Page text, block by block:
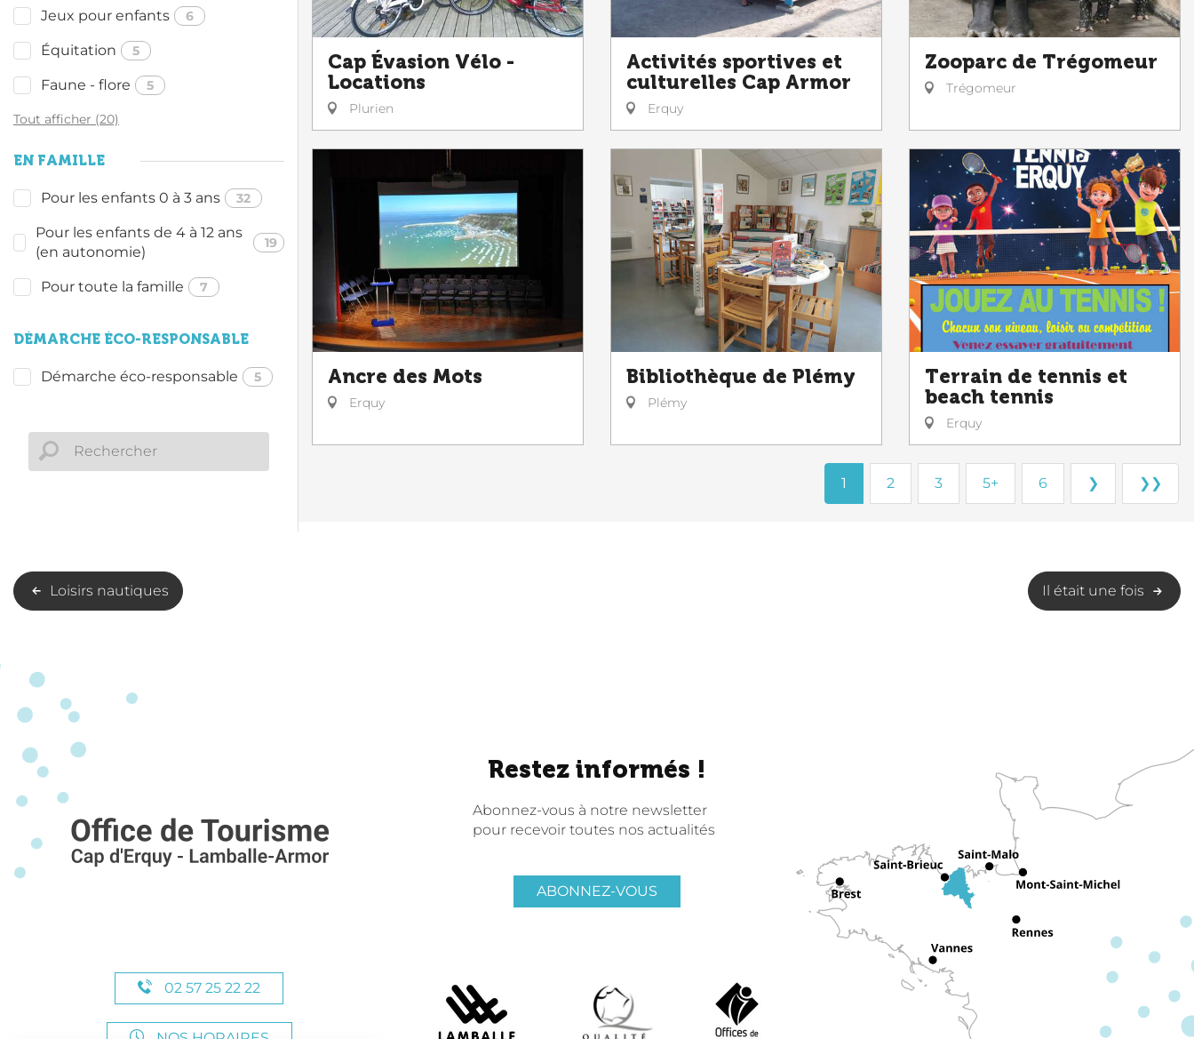
Jeux pour enfants 6
Équitation 5
Faune - flore 5
Tout afficher (20)
EN FAMILLE
Pour les enfants 0 à 3 ans 32
Pour les enfants de 4 à 12 ans
(en autonomie)
19
Pour toute la famille 7
DÉMARCHE ÉCO-RESPONSABLE
Démarche éco-responsable 5
Cap Évasion Vélo -
Locations
Plurien
Activités sportives et
culturelles Cap Armor
Erquy
Zooparc de Trégomeur
Trégomeur
Ancre des Mots
Erquy
Bibliothèque de Plémy
Plémy
Terrain de tennis et
beach tennis
Erquy
1 2 3 5+ 6 ❯ ❯❯
Loisirs nautiques Il était une fois
02 57 25 22 22
Restez informés !
Abonnez-vous à notre newsletter
pour recevoir toutes nos actualités
ABONNEZ-VOUS